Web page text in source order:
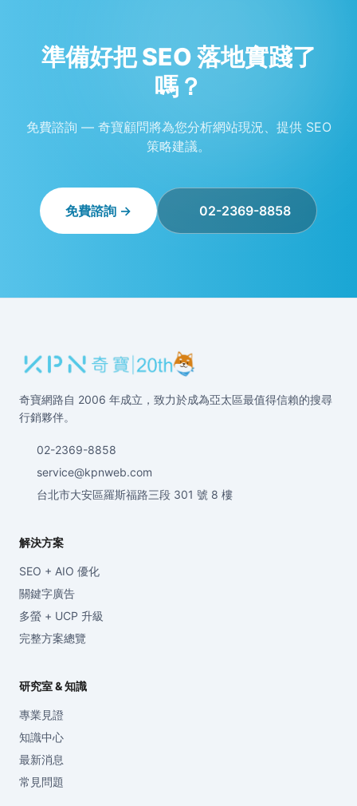
準備好把 SEO 落地實踐了
嗎？
免費諮詢 — 奇寶顧問將為您分析網站現況、提供 SEO
策略建議。
免費諮詢 → 02-2369-8858
奇寶網路自 2006 年成立，致力於成為亞太區最值得信賴的搜尋
行銷夥伴。
02-2369-8858
service@kpnweb.com
台北市大安區羅斯福路三段 301 號 8 樓
解決方案
SEO + AIO 優化
關鍵字廣告
多螢 + UCP 升級
完整方案總覽
研究室 & 知識
專業見證
知識中心
最新消息
常見問題